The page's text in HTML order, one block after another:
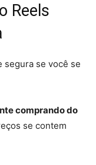
Reels
segura se você se
comprando do
se contem